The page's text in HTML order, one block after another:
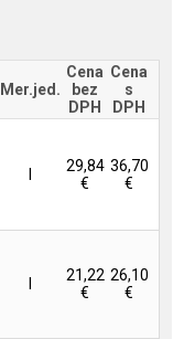
Mer.jed.
Cena
bez
DPH
Cena
s
DPH
l
29,84
€
36,70
€
l
21,22
€
26,10
€